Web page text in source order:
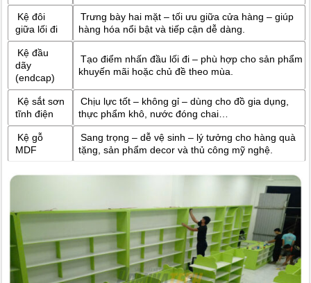
Kệ đôi
giữa lối đi
Trưng bày hai mặt – tối ưu giữa cửa hàng – giúp
hàng hóa nổi bật và tiếp cận dễ dàng.
Kệ đầu
dãy
(endcap)
Tạo điểm nhấn đầu lối đi – phù hợp cho sản phẩm
khuyến mãi hoặc chủ đề theo mùa.
Kệ sắt sơn
tĩnh điện
Chịu lực tốt – không gỉ – dùng cho đồ gia dụng,
thực phẩm khô, nước đóng chai…
Kệ gỗ
MDF
Sang trọng – dễ vệ sinh – lý tưởng cho hàng quà
tặng, sản phẩm decor và thủ công mỹ nghệ.